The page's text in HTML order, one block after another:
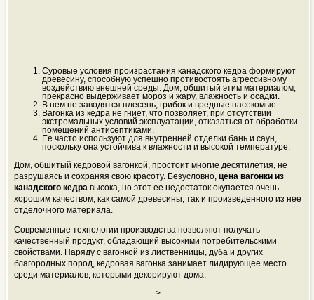
Суровые условия произрастания канадского кедра формируют
древесину, способную успешно противостоять агрессивному
воздействию внешней среды. Дом, обшитый этим материалом,
прекрасно выдерживает мороз и жару, влажность и осадки.
В нем не заводятся плесень, грибок и вредные насекомые.
Вагонка из кедра не гниет, что позволяет, при отсутствии
экстремальных условий эксплуатации, отказаться от обработки
помещений антисептиками.
Ее часто используют для внутренней отделки бань и саун,
поскольку она устойчива к влажности и высокой температуре.
Дом, обшитый кедровой вагонкой, простоит многие десятилетия, не
разрушаясь и сохраняя свою красоту. Безусловно, цена вагонки из
канадского кедра высока, но этот ее недостаток окупается очень
хорошим качеством, как самой древесины, так и произведенного из нее
отделочного материала.
Современные технологии производства позволяют получать
качественный продукт, обладающий высокими потребительскими
свойствами. Наряду с вагонкой из лиственницы, дуба и других
благородных пород, кедровая вагонка занимает лидирующее место
среди материалов, которыми декорируют дома.
>